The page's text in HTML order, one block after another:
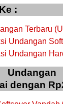
:
Terbaru
Undangan
Undangan
dengan